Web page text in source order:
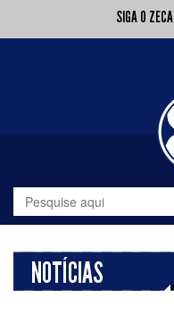
SIGA O ZECA
NOTÍCIAS